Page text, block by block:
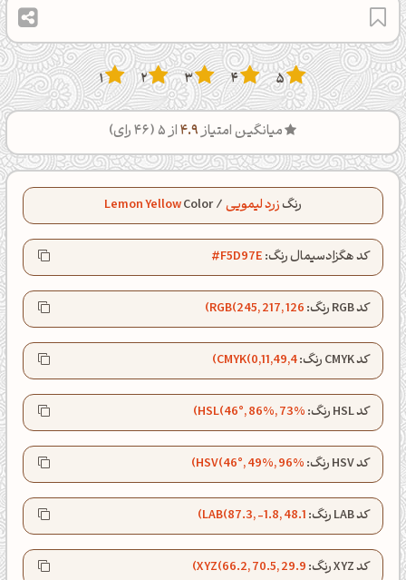
5
4
3
2
1
میانگین امتیاز4.9از 5 ( 46رای)
رنگزرد لیمویی/
Color
Lemon Yellow
کد هگزادسیمال رنگ:#F5D97E
کد RGB رنگ: RGB(245, 217, 126)
کد CMYK رنگ: CMYK(0,11,49,4)
کد HSL رنگ: HSL(46°, 86%, 73%)
کد HSV رنگ: HSV(46°, 49%, 96%)
کد LAB رنگ: LAB(87.3, -1.8, 48.1)
کد XYZ رنگ: XYZ(66.2, 70.5, 29.9)
صبحت بخیر❤️
کپل‌آرت رو دنبال کن!